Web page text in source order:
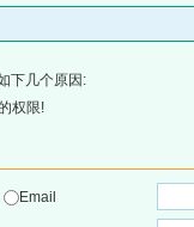
下几个原因:
权限!
Email